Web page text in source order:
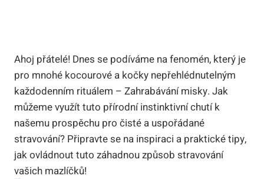
Ahoj přátelé! Dnes se podíváme na fenomén, který je
pro mnohé kocourové a kočky nepřehlédnutelným
každodenním rituálem – Zahrabávání misky. Jak
můžeme využít tuto přírodní instinktivní chutí k
našemu prospěchu pro čisté a uspořádané
stravování? Připravte se na inspiraci a praktické tipy,
jak ovládnout tuto záhadnou způsob stravování
vašich mazlíčků!